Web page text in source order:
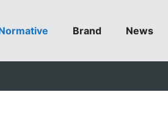
Brand News